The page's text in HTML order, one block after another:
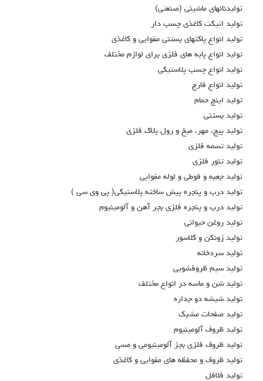
توليدنانهاي ماشيني (صنعتي)
تولید اتیکت کاغذی چسب دار
تولید انواع پاکتهای بستنی مقوایی و کاغذی
تولید انواع پایه های فلزی برای لوازم مختلف
تولید انواع چسب پلاستیکی
تولید انواع قارچ
تولید اینچ حمام
تولید بستنی
تولید پیچ، مهر، میخ و رول پلاک فلزی
تولید تسمه فلزی
تولید تنور فلزی
تولید جعبه و قوطی و لوله مقوایی
تولید درب و پنجره پیش ساخته پلاستیکی( پی وی سی )
تولید درب و پنجره فلزی بجر آهن و آلومینیوم
تولید روغن حیوانی
تولید زونکن و کلاسور
تولید سردخانه
تولید سیم ظروفشویی
تولید شن و ماسه در انواع مختلف
تولید شیشه دو جداره
تولید صفحات مشبک
تولید ظروف آلومینیوم
تولید ظروف فلزی بجز آلومینیومی و مسی
تولید ظروف و محفظه های مقوایی و کاغذی
تولید فلافل